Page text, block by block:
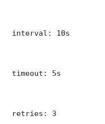
interval: 10s
timeout: 5s
retries: 3